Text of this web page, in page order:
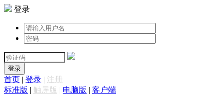
登录
登录
首页 | 登录 | 注册
标准版 | 触屏版 | 电脑版 | 客户端